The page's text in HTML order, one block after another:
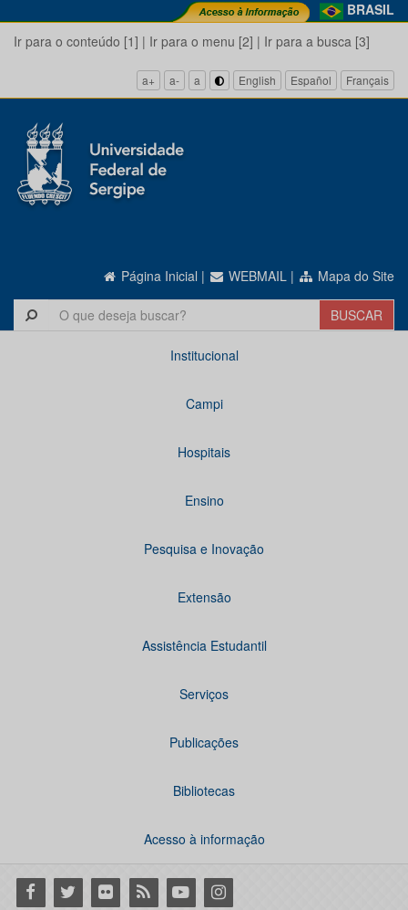
BRASIL
Ir para o conteúdo [1] | Ir para o menu [2] | Ir para a busca [3]
a+ a- a English Español Français
Página Inicial | WEBMAIL | Mapa do Site
Institucional
Campi
Hospitais
Ensino
Pesquisa e Inovação
Extensão
Assistência Estudantil
Serviços
Publicações
Bibliotecas
Acesso à informação
Facebook
Twitter Flickr RSS YoutubeInstagram